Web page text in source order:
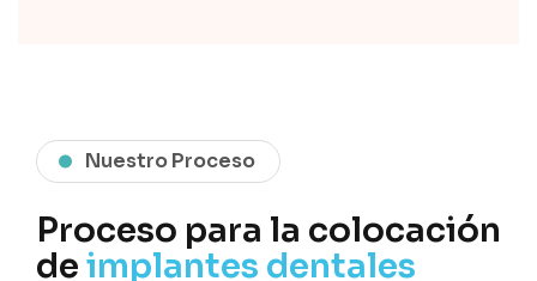
Nuestro Proceso
Proceso para la colocación
de implantes dentales